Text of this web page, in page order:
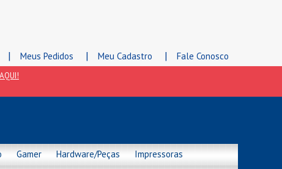
| Meus Pedidos | Meu Cadastro | Fale Conosco
Gamer Hardware/Peças
Impressoras